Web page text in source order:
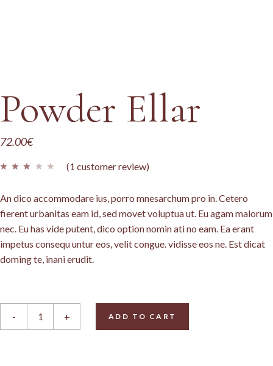
Powder Ellar
72.00€
(1 customer review)
An dico accommodare ius, porro mnesarchum pro in. Cetero
fierent urbanitas eam id, sed movet voluptua ut. Eu agam malorum
nec. Eu has vide putent, dico option nomin ati no eam. Ea erant
impetus consequ untur eos, velit congue. vidisse eos ne. Est dicat
doming te, inani erudit.
Powder Ellar quantity
- + ADD TO CART